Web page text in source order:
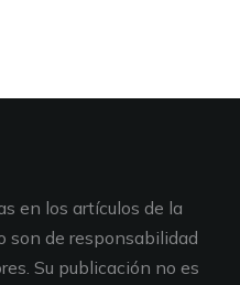
en los artículos de la
son de responsabilidad
Su publicación no es